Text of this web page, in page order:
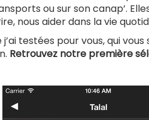
ou sur son canap’.
nous aider dans la vie
testées pour vous, qui
Retrouvez notre première